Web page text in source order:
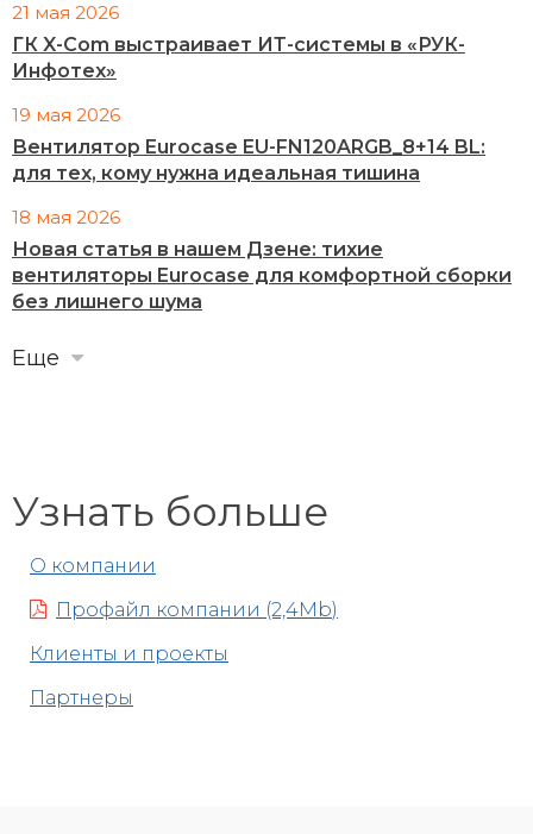
21 мая 2026
ГК X-Com выстраивает ИТ-системы в «РУК-
Инфотех»
19 мая 2026
Вентилятор Eurocase EU-FN120ARGB_8+14 BL:
для тех, кому нужна идеальная тишина
18 мая 2026
Новая статья в нашем Дзене: тихие
вентиляторы Eurocase для комфортной сборки
без лишнего шума
Еще
Узнать больше
О компании
Профайл компании (2,4Mb)
Клиенты и проекты
Партнеры